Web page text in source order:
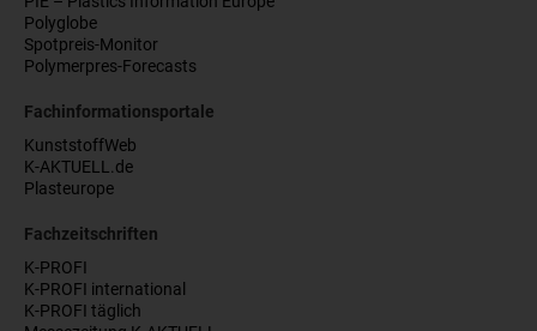
Polyglobe
Spotpreis-Monitor
Polymerpres-Forecasts
Fachinformationsportale
KunststoffWeb
K-AKTUELL.de
Plasteurope
Fachzeitschriften
K-PROFI
K-PROFI international
K-PROFI täglich